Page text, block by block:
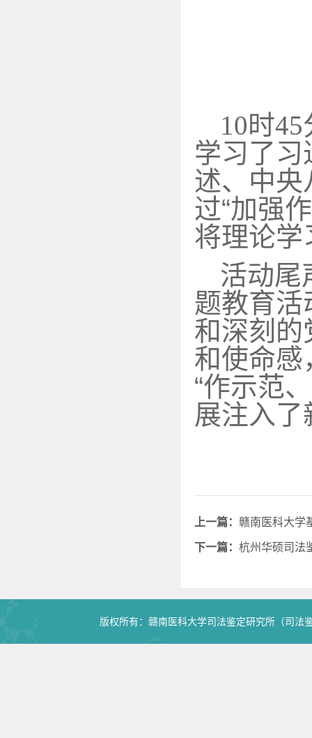
10时45
学习了
述、中
过“加强
将理论学
活动尾
题教育
和深刻的
和使命感
“作示范
展注入
上一篇： 赣南医科大学
下一篇： 杭州华硕司法
版权所有：赣南医科大学司法鉴定研究所（司